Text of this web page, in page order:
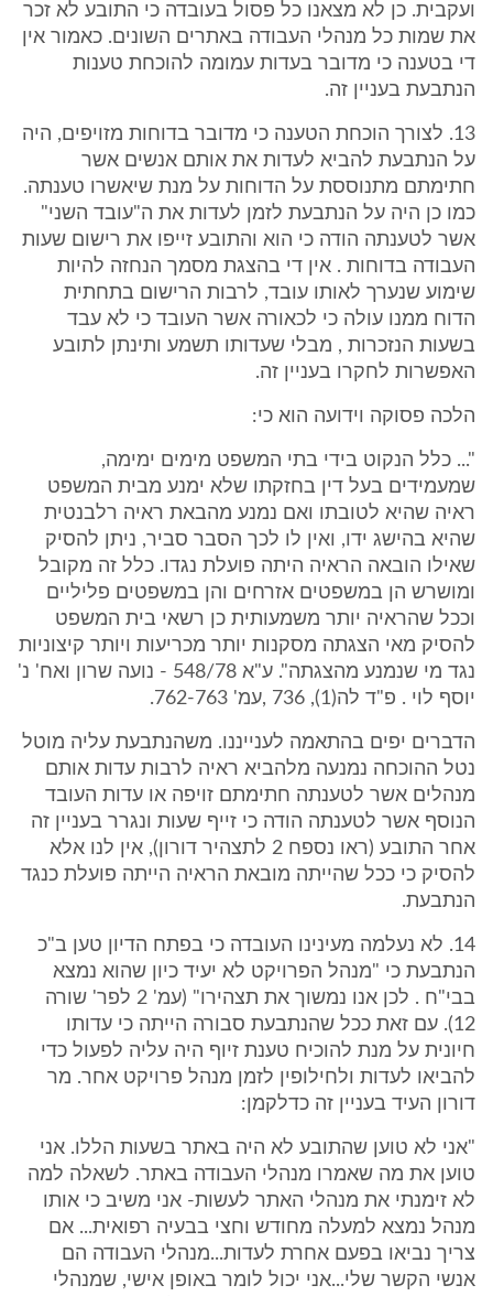
ועקבית. כן לא מצאנו כל פסול בעובדה כי התובע לא זכר
את שמות כל מנהלי העבודה באתרים השונים. כאמור אין
די בטענה כי מדובר בעדות עמומה להוכחת טענות
הנתבעת בעניין זה.
13. לצורך הוכחת הטענה כי מדובר בדוחות מזויפים, היה
על הנתבעת להביא לעדות את אותם אנשים אשר
חתימתם מתנוססת על הדוחות על מנת שיאשרו טענתה.
כמו כן היה על הנתבעת לזמן לעדות את ה"עובד השני"
אשר לטענתה הודה כי הוא והתובע זייפו את רישום שעות
העבודה בדוחות . אין די בהצגת מסמך הנחזה להיות
שימוע שנערך לאותו עובד, לרבות הרישום בתחתית
הדוח ממנו עולה כי לכאורה אשר העובד כי לא עבד
בשעות הנזכרות , מבלי שעדותו תשמע ותינתן לתובע
האפשרות לחקרו בעניין זה.
הלכה פסוקה וידועה הוא כי:
"... כלל הנקוט בידי בתי המשפט מימים ימימה,
שמעמידים בעל דין בחזקתו שלא ימנע מבית המשפט
ראיה שהיא לטובתו ואם נמנע מהבאת ראיה רלבנטית
שהיא בהישג ידו, ואין לו לכך הסבר סביר, ניתן להסיק
שאילו הובאה הראיה היתה פועלת נגדו. כלל זה מקובל
ומושרש הן במשפטים אזרחים והן במשפטים פליליים
וככל שהראיה יותר משמעותית כן רשאי בית המשפט
להסיק מאי הצגתה מסקנות יותר מכריעות ויותר קיצוניות
נגד מי שנמנע מהצגתה". ע"א 548/78 - נועה שרון ואח' נ'
יוסף לוי . פ"ד לה(1), 736 ,עמ' 762-763.
הדברים יפים בהתאמה לענייננו. משהנתבעת עליה מוטל
נטל ההוכחה נמנעה מלהביא ראיה לרבות עדות אותם
מנהלים אשר לטענתה חתימתם זויפה או עדות העובד
הנוסף אשר לטענתה הודה כי זייף שעות ונגרר בעניין זה
אחר התובע (ראו נספח 2 לתצהיר דורון), אין לנו אלא
להסיק כי ככל שהייתה מובאת הראיה הייתה פועלת כנגד
הנתבעת.
14. לא נעלמה מעינינו העובדה כי בפתח הדיון טען ב"כ
הנתבעת כי "מנהל הפרויקט לא יעיד כיון שהוא נמצא
בבי"ח . לכן אנו נמשוך את תצהירו" (עמ' 2 לפר' שורה
12). עם זאת ככל שהנתבעת סבורה הייתה כי עדותו
חיונית על מנת להוכיח טענת זיוף היה עליה לפעול כדי
להביאו לעדות ולחילופין לזמן מנהל פרויקט אחר. מר
דורון העיד בעניין זה כדלקמן:
"אני לא טוען שהתובע לא היה באתר בשעות הללו. אני
טוען את מה שאמרו מנהלי העבודה באתר. לשאלה למה
לא זימנתי את מנהלי האתר לעשות- אני משיב כי אותו
מנהל נמצא למעלה מחודש וחצי בבעיה רפואית... אם
צריך נביאו בפעם אחרת לעדות...מנהלי העבודה הם
אנשי הקשר שלי...אני יכול לומר באופן אישי, שמנהלי